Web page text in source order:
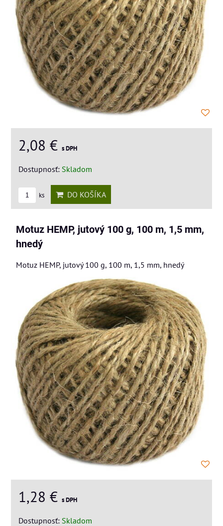
2,08 € s DPH
Dostupnosť: Skladom
ks DO KOŠÍKA
Motuz HEMP, jutový 100 g, 100 m, 1,5 mm,
hnedý
Motuz HEMP, jutový 100 g, 100 m, 1,5 mm, hnedý
1,28 € s DPH
Dostupnosť: Skladom